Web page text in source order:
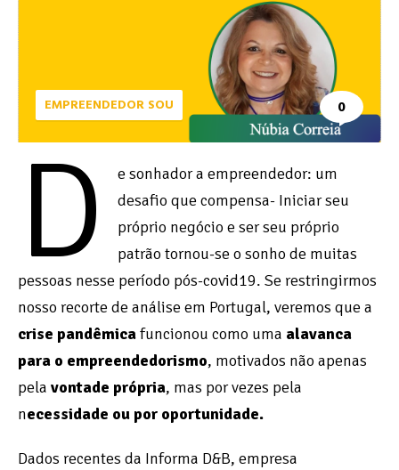
EMPREENDEDOR SOU 0
D
e sonhador a empreendedor: um
desafio que compensa- Iniciar seu
próprio negócio e ser seu próprio
patrão tornou-se o sonho de muitas
pessoas nesse período pós-covid19. Se restringirmos
nosso recorte de análise em Portugal, veremos que a
crise pandêmicafuncionou como uma alavanca
para o empreendedorismo, motivados não apenas
pela vontade própria, mas por vezes pela
necessidade ou por oportunidade.
Dados recentes da Informa D&B, empresa